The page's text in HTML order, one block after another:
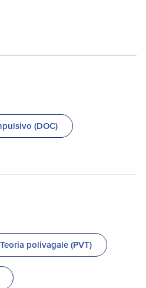
(DOC)
Teoria polivagale (PVT)